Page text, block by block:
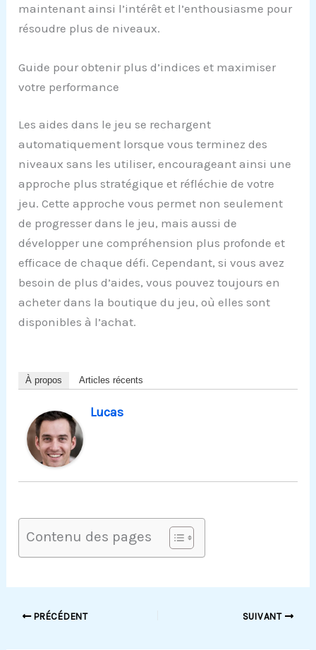
maintenant ainsi l’intérêt et l’enthousiasme pour
résoudre plus de niveaux.
Guide pour obtenir plus d’indices et maximiser
votre performance
Les aides dans le jeu se rechargent
automatiquement lorsque vous terminez des
niveaux sans les utiliser, encourageant ainsi une
approche plus stratégique et réfléchie de votre
jeu. Cette approche vous permet non seulement
de progresser dans le jeu, mais aussi de
développer une compréhension plus profonde et
efficace de chaque défi. Cependant, si vous avez
besoin de plus d’aides, vous pouvez toujours en
acheter dans la boutique du jeu, où elles sont
disponibles à l’achat.
À propos Articles récents
Lucas
Contenu des pages
PRÉCÉDENT SUIVANT